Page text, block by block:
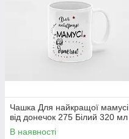
Чашка Для найкращої мамусі
від донечок 275 Білий 320 мл
В наявності